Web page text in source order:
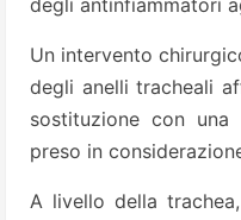
degli antinfiammatori
Un intervento
degli anelli tracheali
sostituzione con
preso in
A livello della